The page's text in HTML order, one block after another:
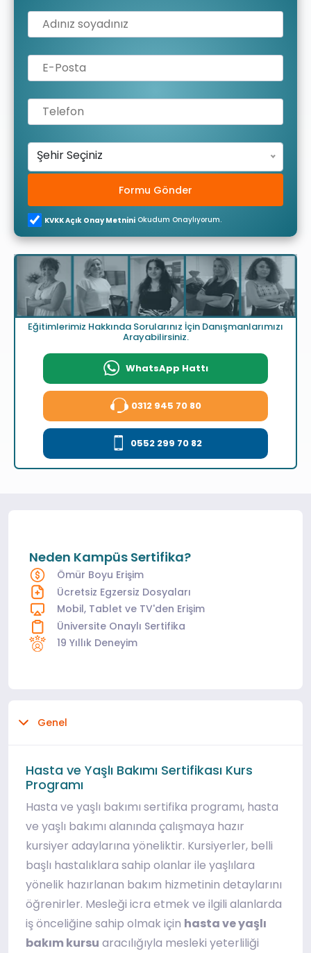
Şehir Seçiniz
Formu Gönder
KVKK Açık Onay Metnini Okudum Onaylıyorum.
Eğitimlerimiz Hakkında Sorularınız İçin Danışmanlarımızı
Arayabilirsiniz.
WhatsApp Hattı
0312 945 70 80
0552 299 70 82
Neden Kampüs Sertifika?
Ömür Boyu Erişim
Ücretsiz Egzersiz Dosyaları
Mobil, Tablet ve TV'den Erişim
Üniversite Onaylı Sertifika
19 Yıllık Deneyim
Genel
Hasta ve Yaşlı Bakımı Sertifikası Kurs
Programı
Hasta ve yaşlı bakımı sertifika programı, hasta
ve yaşlı bakımı alanında çalışmaya hazır
kursiyer adaylarına yöneliktir. Kursiyerler, belli
başlı hastalıklara sahip olanlar ile yaşlılara
yönelik hazırlanan bakım hizmetinin detaylarını
öğrenirler. Mesleği icra etmek ve ilgili alanlarda
iş önceliğine sahip olmak için hasta ve yaşlı
bakım kursu aracılığıyla mesleki yeterliliği